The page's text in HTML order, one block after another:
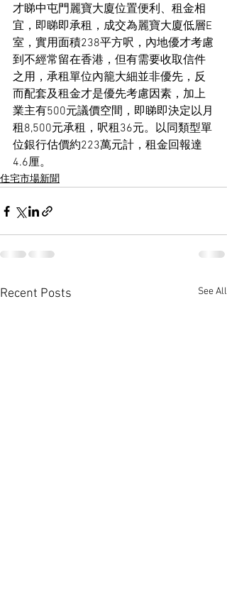
才睇中屯門麗寶大廈位置便利、租金相
宜，即睇即承租，成交為麗寶大廈低層E
室，實用面積238平方呎，內地優才考慮
到不經常留在香港，但有需要收取信件
之用，承租單位內籠大細並非優先，反
而配套及租金才是優先考慮因素，加上
業主有500元議價空間，即睇即決定以月
租8,500元承租，呎租36元。以同類型單
位銀行估價約223萬元計，租金回報達
4.6厘。
住宅市場新聞
Recent Posts See All